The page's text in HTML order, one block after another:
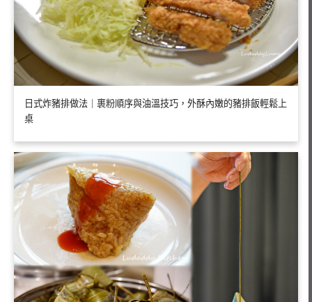
日式炸豬排做法｜裹粉順序與油溫技巧，外酥內嫩的豬排飯輕鬆上
桌